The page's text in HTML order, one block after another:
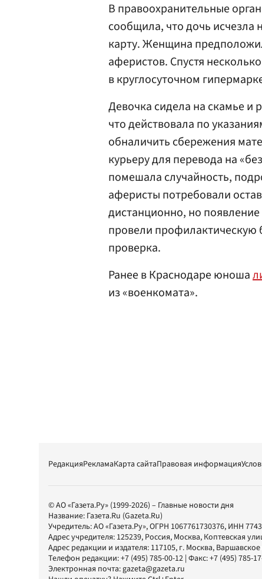
В правоохранительные
сообщила, что дочь исчезла
карту. Женщина
аферистов. Спустя
в круглосуточном
Девочка сидела на скамье и
что действовала по
обналичить сбережения
курьеру для перевода на
помешала случайность,
аферисты потребовали
дистанционно, но
провели профилактическую
проверка.
Ранее в Краснодаре юноша
из «военкомата».
РедакцияРекламаКарта сайтаПравовая информация
© АО «Газета.Ру» (1999-2026) – Главные новости дня
Название: Газета.Ru (Gazeta.Ru)
Учредитель:АО «Газета.Ру», ОГРН 1067761730376, ИНН
Адрес учредителя: 125239, Россия, Москва, Коптевская
Адрес редакции и издателя: 117105, г. Москва, Варшавское
Телефон редакции:+7 (495) 785-00-12 | Факс:+7 (495) 785-
Электронная почта:gazeta@gazeta.ru